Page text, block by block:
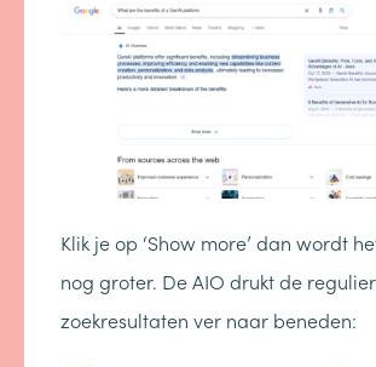
Klik je op ‘Show more’ dan wordt
nog groter. De AIO drukt de
zoekresultaten ver naar beneden: